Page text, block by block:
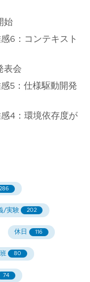
始
6：コンテキスト
表会
5：仕様駆動開発
4：環境依存度が
/実験 202
休日 116
80
74